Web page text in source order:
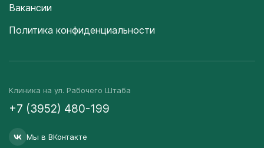
Вакансии
Политика конфиденциальности
Клиника на ул. Рабочего Штаба
+7 (3952) 480-199
Мы в ВКонтакте